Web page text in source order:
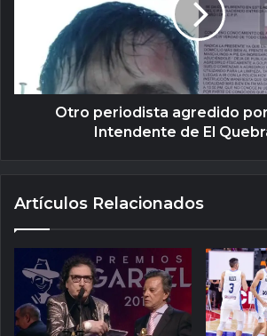
Otro periodista agredido
Intendente de El
Artículos Relacionados